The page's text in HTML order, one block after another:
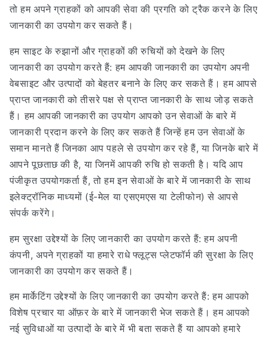
तो हम अपने ग्राहकों को आपकी सेवा की प्रगति को ट्रैक करने के लिए
जानकारी का उपयोग कर सकते हैं।
हम साइट के रुझानों और ग्राहकों की रुचियों को देखने के लिए
जानकारी का उपयोग करते हैं: हम आपकी जानकारी का उपयोग अपनी
वेबसाइट और उत्पादों को बेहतर बनाने के लिए कर सकते हैं। हम आपसे
प्राप्त जानकारी को तीसरे पक्ष से प्राप्त जानकारी के साथ जोड़ सकते
हैं। हम आपकी जानकारी का उपयोग आपको उन सेवाओं के बारे में
जानकारी प्रदान करने के लिए कर सकते हैं जिन्हें हम उन सेवाओं के
समान मानते हैं जिनका आप पहले से उपयोग कर रहे हैं, या जिनके बारे में
आपने पूछताछ की है, या जिनमें आपकी रुचि हो सकती है। यदि आप
पंजीकृत उपयोगकर्ता हैं, तो हम इन सेवाओं के बारे में जानकारी के साथ
इलेक्ट्रॉनिक माध्यमों (ई-मेल या एसएमएस या टेलीफोन) से आपसे
संपर्क करेंगे।
हम सुरक्षा उद्देश्यों के लिए जानकारी का उपयोग करते हैं: हम अपनी
कंपनी, अपने ग्राहकों या हमारे राधे फ्लूट्स प्लेटफॉर्म की सुरक्षा के लिए
जानकारी का उपयोग कर सकते हैं।
हम मार्केटिंग उद्देश्यों के लिए जानकारी का उपयोग करते हैं: हम आपको
विशेष प्रचार या ऑफ़र के बारे में जानकारी भेज सकते हैं। हम आपको
नई सुविधाओं या उत्पादों के बारे में भी बता सकते हैं या आपको हमारे